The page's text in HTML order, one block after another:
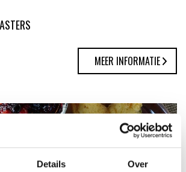
Details Over
MEER INFORMATIE